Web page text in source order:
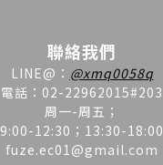
聯絡我們
LINE@ ： @xmq0058q
電話：02-22962015#203
周一-周五；
9:00-12:30；13:30-18:00
fuze.ec01@gmail.com